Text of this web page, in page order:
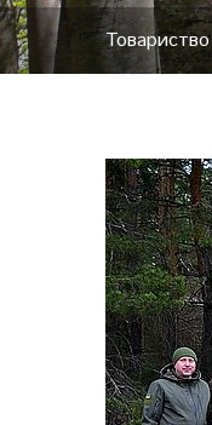
Товариство